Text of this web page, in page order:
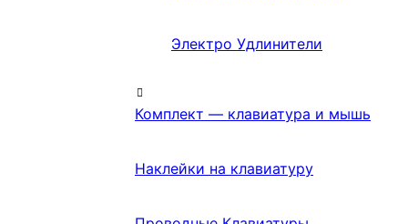
Электро Удлинители
Комплект — клавиатура и мышь
Наклейки на клавиатуру